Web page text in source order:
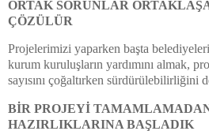
ORTAK SORUNLAR
ÇÖZÜLÜR
Projelerimizi yaparken başta
kurum kuruluşların yardımını almak,
sayısını çoğaltırken sürdürülebilirliğini
BİR PROJEYİ
HAZIRLIKLARINA BAŞLADIK